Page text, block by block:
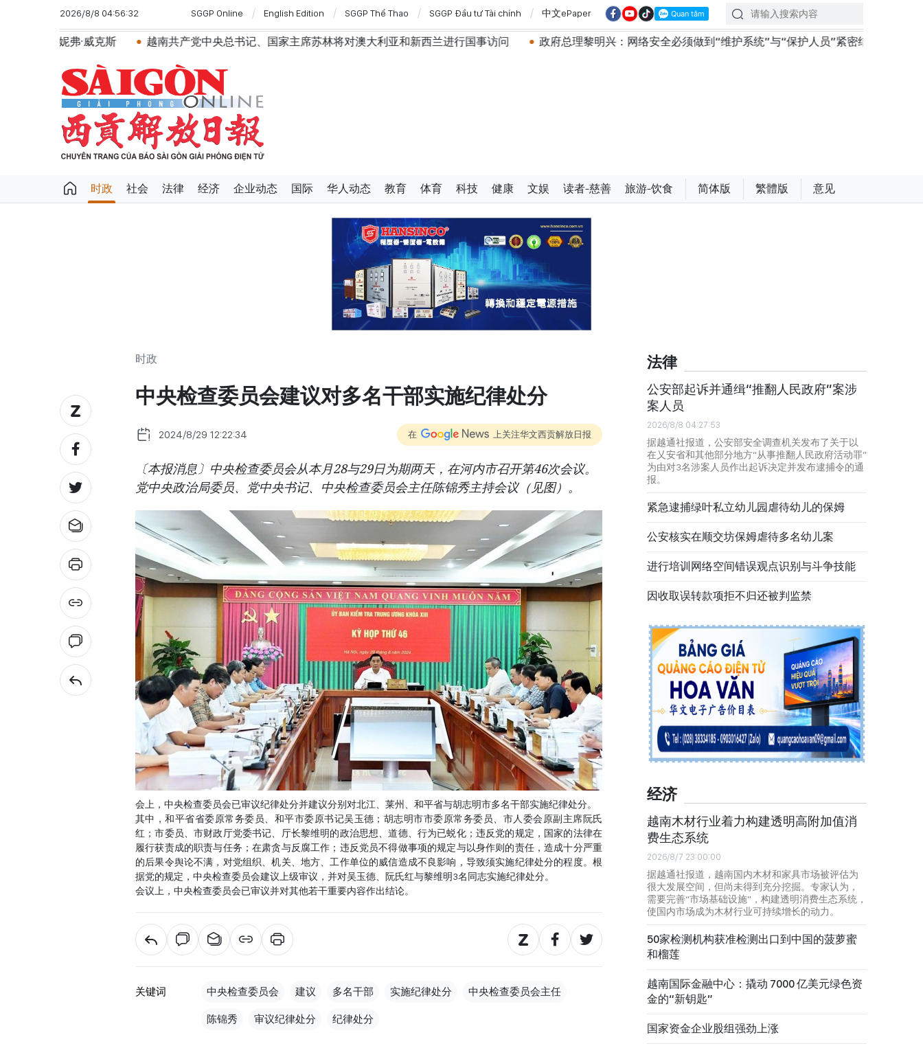
2026/8/8 04:56:32 SGGP Online English Edition SGGP Thể Thao SGGP Đầu tư Tài chính 中文ePaper
越南共产党中央总书记、国家主席苏林将对澳大利亚和新西兰进行国事访问 政府总理黎明兴：网络安全必须做到“维护系统”与“保护人员”紧密结合 越南政府总理黎明
时政 社会 法律 经济 企业动态 国际 华人动态 教育 体育 科技 健康 文娱 读者-慈善 旅游-饮食 简体版 繁體版 意见
时政
中央检查委员会建议对多名干部实施纪律处分
2024/8/29 12:22:34 在 上关注华文西贡解放日报
〔本报消息〕中央检查委员会从本月28与29日为期两天，在河内市召开第46次会议。
党中央政治局委员、党中央书记、中央检查委员会主任陈锦秀主持会议（见图）。
会上，中央检查委员会已审议纪律处分并建议分别对北江、莱州、和平省与胡志明市多名干部实施纪律处分。
其中，和平省省委原常务委员、和平市委原书记吴玉德；胡志明市市委原常务委员、市人委会原副主席阮氏
红；市委员、市财政厅党委书记、厅长黎维明的政治思想、道德、行为已蜕化；违反党的规定，国家的法律在
履行获责成的职责与任务；在肃贪与反腐工作；违反党员不得做事项的规定与以身作则的责任，造成十分严重
的后果令舆论不满，对党组织、机关、地方、工作单位的威信造成不良影响，导致须实施纪律处分的程度。根
据党的规定，中央检查委员会建议上级审议，并对吴玉德、阮氏红与黎维明3名同志实施纪律处分。
会议上，中央检查委员会已审议并对其他若干重要内容作出结论。
关键词 中央检查委员会 建议 多名干部 实施纪律处分 中央检查委员会主任
陈锦秀 审议纪律处分 纪律处分
法律
公安部起诉并通缉“推翻人民政府”案涉
案人员
2026/8/8 04:27:53
据越通社报道，公安部安全调查机关发布了关于以
在乂安省和其他部分地方“从事推翻人民政府活动罪”
为由对3名涉案人员作出起诉决定并发布逮捕令的通
报。
紧急逮捕绿叶私立幼儿园虐待幼儿的保姆
公安核实在顺交坊保姆虐待多名幼儿案
进行培训网络空间错误观点识别与斗争技能
因收取误转款项拒不归还被判监禁
经济
越南木材行业着力构建透明高附加值消
费生态系统
2026/8/7 23:00:00
据越通社报道，越南国内木材和家具市场被评估为
很大发展空间，但尚未得到充分挖掘。专家认为，
需要完善“市场基础设施”，构建透明消费生态系统，
使国内市场成为木材行业可持续增长的动力。
50家检测机构获准检测出口到中国的菠萝蜜
和榴莲
越南国际金融中心：撬动 7000 亿美元绿色资
金的“新钥匙”
国家资金企业股组强劲上涨